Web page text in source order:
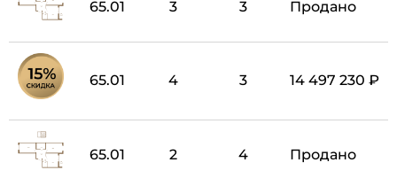
65.01 3 3 Продано
65.01 4 3 14 497 230 ₽
65.01 2 4 Продано